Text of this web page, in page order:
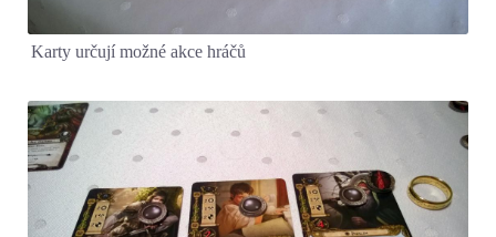
Karty určují možné akce hráčů